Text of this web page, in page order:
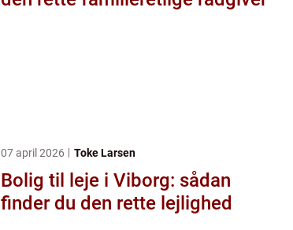
07 april 2026 Toke Larsen
Bolig til leje i Viborg: sådan
finder du den rette lejlighed